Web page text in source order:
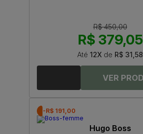
R$ 450,00
R$ 379,05
Até 12X de R$ 31,58
-R$ 191,00
Hugo Boss